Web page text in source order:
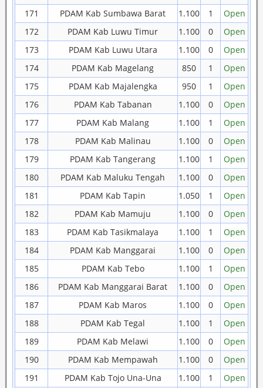
171
PDAM Kab Sumbawa Barat 1.100 1
Open
172
PDAM Kab Luwu Timur 1.100 0
Open
173
PDAM Kab Luwu Utara 1.100 0
Open
174
PDAM Kab Magelang 850 1
Open
175
PDAM Kab Majalengka 950 1
Open
176
PDAM Kab Tabanan 1.100 0
Open
177
PDAM Kab Malang 1.100 1
Open
178
PDAM Kab Malinau 1.100 0
Open
179
PDAM Kab Tangerang 1.100 1
Open
180
PDAM Kab Maluku Tengah 1.100 0
Open
181
PDAM Kab Tapin 1.050 1
Open
182
PDAM Kab Mamuju 1.100 0
Open
183
PDAM Kab Tasikmalaya 1.100 1
Open
184
PDAM Kab Manggarai 1.100 0
Open
185
PDAM Kab Tebo 1.100 1
Open
186
PDAM Kab Manggarai Barat 1.100 0
Open
187
PDAM Kab Maros 1.100 0
Open
188
PDAM Kab Tegal 1.100 1
Open
189
PDAM Kab Melawi 1.100 0
Open
190
PDAM Kab Mempawah 1.100 0
Open
191
PDAM Kab Tojo Una-Una 1.100 1
Open